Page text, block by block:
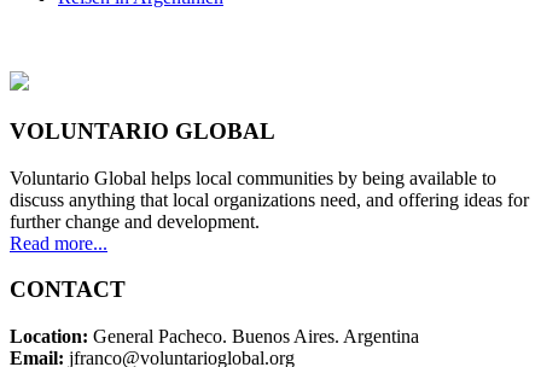
VOLUNTARIO GLOBAL
Voluntario Global helps local communities by being available to
discuss anything that local organizations need, and offering ideas for
further change and development.
Read more...
CONTACT
Location: General Pacheco. Buenos Aires. Argentina
Email: jfranco@voluntarioglobal.org